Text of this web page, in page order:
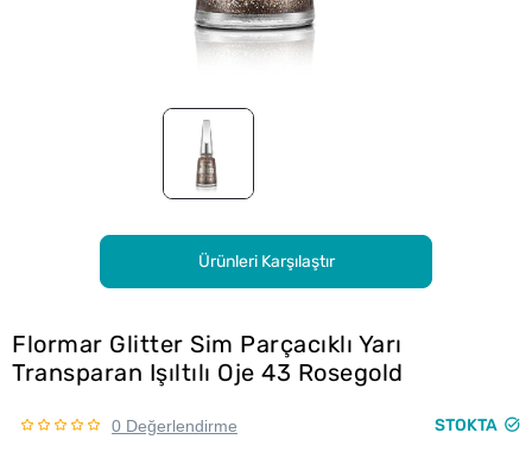
Ürünleri Karşılaştır
Flormar Glitter Sim Parçacıklı Yarı
Transparan Işıltılı Oje 43 Rosegold
0 Değerlendirme STOKTA